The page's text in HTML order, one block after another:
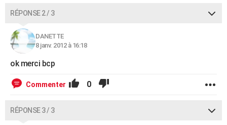
RÉPONSE 2 / 3
DANETTE
8 janv. 2012 à 16:18
ok merci bcp
Commenter 0
RÉPONSE 3 / 3